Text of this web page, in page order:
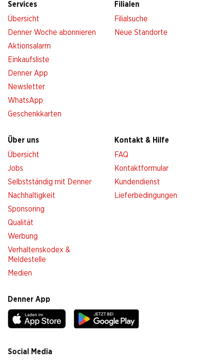
Services
Übersicht
Denner Woche abonnieren
Aktionsalarm
Einkaufsliste
Denner App
Newsletter
WhatsApp
Geschenkkarten
Filialen
Filialsuche
Neue Standorte
Über uns
Übersicht
Jobs
Selbstständig mit Denner
Nachhaltigkeit
Sponsoring
Qualität
Werbung
Verhaltenskodex &
Meldestelle
Medien
Kontakt & Hilfe
FAQ
Kontaktformular
Kundendienst
Lieferbedingungen
Denner App
Social Media